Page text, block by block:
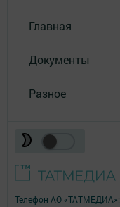
Главная
Документы
Разное
Телефон АО «ТАТМЕДИА»: